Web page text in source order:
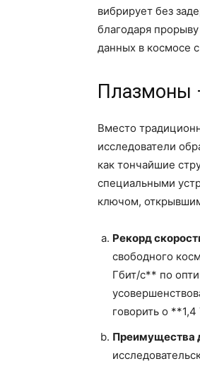
вибрирует без
благодаря
данных в космосе
Плазмоны
Вместо
исследователи
как тончайшие
специальными
ключом,
Рекорд
свободного
Гбит/с** по
говорить о
Преимущества